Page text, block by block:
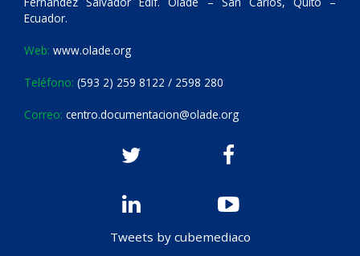
Ecuador.
Web: www.olade.org
Teléfono: (593 2) 259 8122 / 2598 280
Correo: centro.documentacion@olade.org
Tweets by cubemediaco